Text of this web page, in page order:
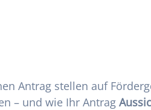
Antrag stellen auf
– und wie Ihr Antrag